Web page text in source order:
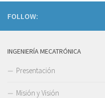
FOLLOW:
INGENIERÍA MECATRÓNICA
Presentación
Misión y Visión